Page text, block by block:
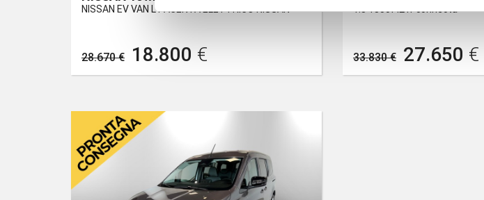
NISSAN EV VAN L1 ACENTA ELETTRICO NISSAN
28.670 € 18.800 €
1.3 130cv l2 n-connecta
33.830 € 27.650 €